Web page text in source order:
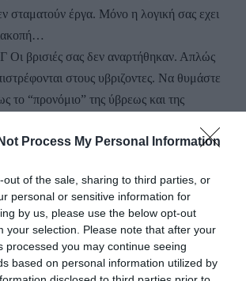
Process My Personal Information
out of the sale, sharing to third parties, or
personal or sensitive information for
by us, please use the below opt-out
your selection. Please note that after your
processed you may continue seeing
based on personal information utilized by
σταματούν έργα. Μόνο η λογική σας εχει
Οι βρισιές σας δεν αναρτήθηκαν. Απλώς
στους υβριζοντες. Να θυμάστε
το “προνόμιο” της ύβρεως και της
έχει μόνο ο Νίκος Αυγουστής. Όλοι οι
σαν όχλος…